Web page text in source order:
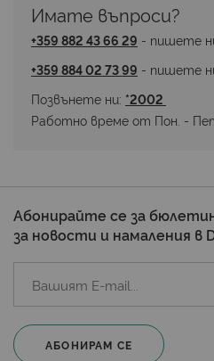
Имате въпроси?
+359 882 43 66 29 - пишете
+359 884 02 73 99 - пишете
Позвънете ни: *2002
Работно време от Пон. -
Абонирайте се за
за новости и намаления в
АБОНИРАМ СЕ